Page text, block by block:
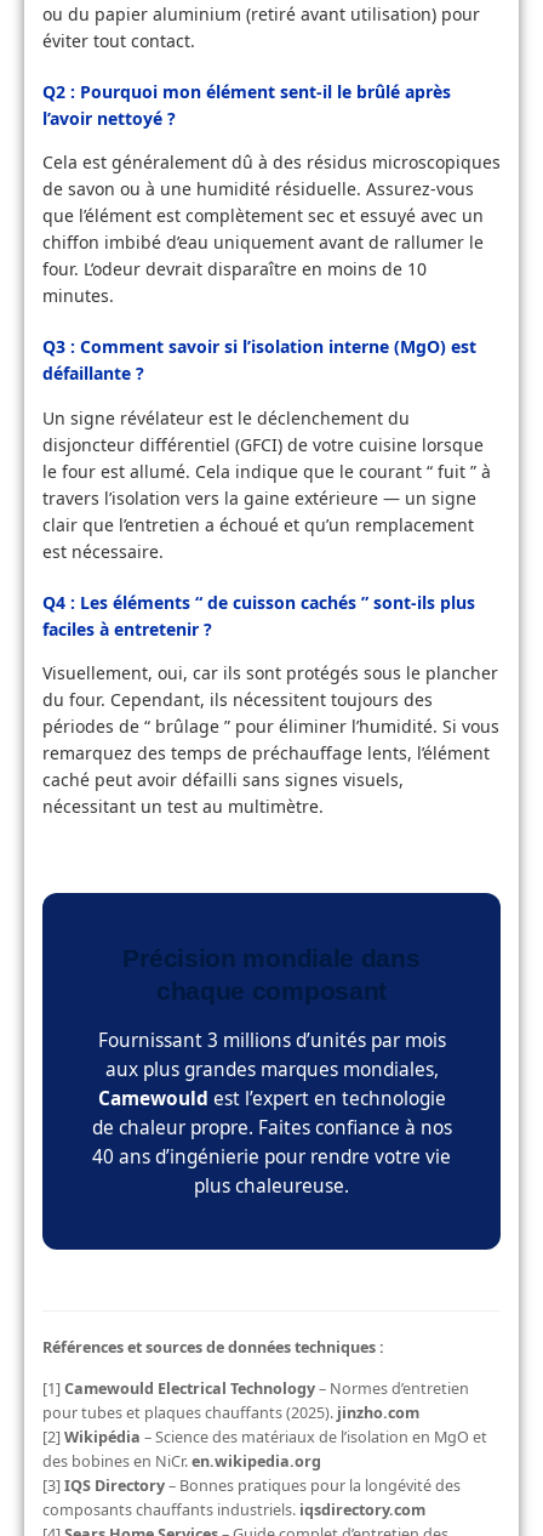
ou du papier aluminium (retiré avant utilisation) pour
éviter tout contact.
Q2 : Pourquoi mon élément sent-il le brûlé après
l’avoir nettoyé ?
Cela est généralement dû à des résidus microscopiques
de savon ou à une humidité résiduelle. Assurez-vous
que l’élément est complètement sec et essuyé avec un
chiffon imbibé d’eau uniquement avant de rallumer le
four. L’odeur devrait disparaître en moins de 10
minutes.
Q3 : Comment savoir si l’isolation interne (MgO) est
défaillante ?
Un signe révélateur est le déclenchement du
disjoncteur différentiel (GFCI) de votre cuisine lorsque
le four est allumé. Cela indique que le courant “ fuit ” à
travers l’isolation vers la gaine extérieure — un signe
clair que l’entretien a échoué et qu’un remplacement
est nécessaire.
Q4 : Les éléments “ de cuisson cachés ” sont-ils plus
faciles à entretenir ?
Visuellement, oui, car ils sont protégés sous le plancher
du four. Cependant, ils nécessitent toujours des
périodes de “ brûlage ” pour éliminer l’humidité. Si vous
remarquez des temps de préchauffage lents, l’élément
caché peut avoir défailli sans signes visuels,
nécessitant un test au multimètre.
Précision mondiale dans
chaque composant
Fournissant 3 millions d’unités par mois
aux plus grandes marques mondiales,
Camewould est l’expert en technologie
de chaleur propre. Faites confiance à nos
40 ans d’ingénierie pour rendre votre vie
plus chaleureuse.
Références et sources de données techniques :
[1] Camewould Electrical Technology– Normes d’entretien
pour tubes et plaques chauffants (2025). jinzho.com
[2] Wikipédia – Science des matériaux de l’isolation en MgO et
des bobines en NiCr.en.wikipedia.org
[3] IQS Directory– Bonnes pratiques pour la longévité des
composants chauffants industriels. iqsdirectory.com